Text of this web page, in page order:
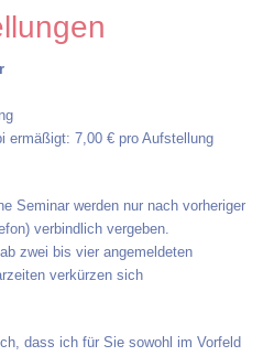
ermäßigt: 7,00 € pro Aufstellung
Seminar werden nur nach vorheriger
verbindlich vergeben.
zwei bis vier angemeldeten
verkürzen sich
dass ich für Sie sowohl im Vorfeld